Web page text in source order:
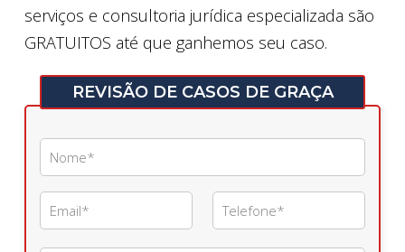
serviços e consultoria jurídica especializada são
GRATUITOS até que ganhemos seu caso.
REVISÃO DE CASOS DE GRAÇA